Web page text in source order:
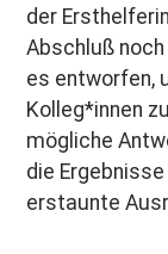
der
Abschluß
es entworfen,
Kolleg*innen
mögliche
die
erstaunte